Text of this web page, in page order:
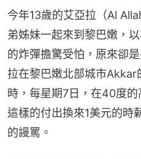
今年13歲的艾亞拉（Al
弟姊妹一起來到黎巴嫩，
的炸彈擔驚受怕，原來卻
拉在黎巴嫩北部城市
時，每星期7日，在40度的
這樣的付出換來1美元的時
的謾罵。